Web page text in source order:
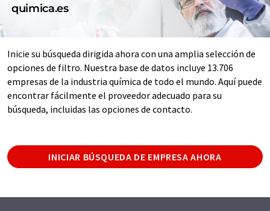
quimica.es
Inicie su búsqueda dirigida ahora con una amplia selección de
opciones de filtro. Nuestra base de datos incluye 13.706
empresas de la industria química de todo el mundo. Aquí puede
encontrar fácilmente el proveedor adecuado para su
búsqueda, incluidas las opciones de contacto.
INICIAR BÚSQUEDA DE EMPRESA AHORA